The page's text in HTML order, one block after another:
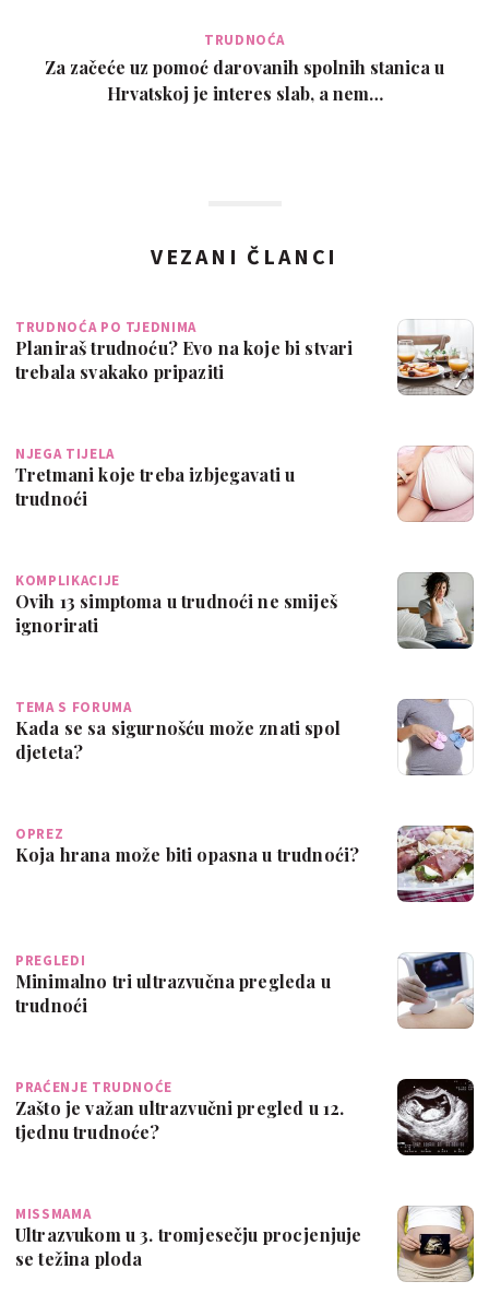
TRUDNOĆA
Za začeće uz pomoć darovanih spolnih stanica u
Hrvatskoj je interes slab, a nem…
VEZANI ČLANCI
TRUDNOĆA PO TJEDNIMA
Planiraš trudnoću? Evo na koje bi stvari
trebala svakako pripaziti
NJEGA TIJELA
Tretmani koje treba izbjegavati u
trudnoći
KOMPLIKACIJE
Ovih 13 simptoma u trudnoći ne smiješ
ignorirati
TEMA S FORUMA
Kada se sa sigurnošću može znati spol
djeteta?
OPREZ
Koja hrana može biti opasna u trudnoći?
PREGLEDI
Minimalno tri ultrazvučna pregleda u
trudnoći
PRAĆENJE TRUDNOĆE
Zašto je važan ultrazvučni pregled u 12.
tjednu trudnoće?
MISSMAMA
Ultrazvukom u 3. tromjesečju procjenjuje
se težina ploda